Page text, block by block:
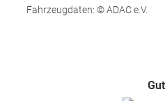
Fahrzeugdaten: © ADAC e.V.
Gut